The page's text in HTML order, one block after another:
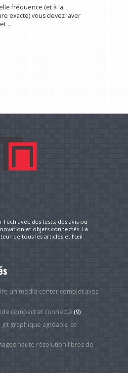
fréquence (et à la
exacte) vous devez laver
...
avec des tests, des avis ou
et objets connectés. La
de tous les articles et l’œil
un média-center complet avec
compact et connecté (9)
graphique agréable et
haute résolution libres de